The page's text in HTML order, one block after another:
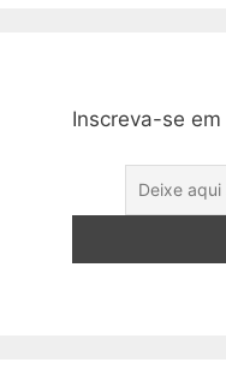
Inscreva-se